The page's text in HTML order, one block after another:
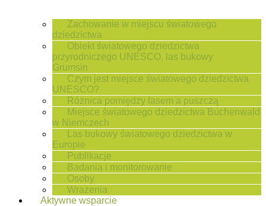
Zachowanie w miejscu światowego
dziedzictwa
Obiekt światowego dziedzictwa
przyrodniczego UNESCO, las bukowy
Grumsin
Czym jest miejsce światowego dziedzictwa
UNESCO?
Różnica pomiędzy lasem a puszczą
Miejsce światowego dziedzictwa Buchenwald
w Niemczech
Las bukowy światowego dziedzictwa w
Europie
Publikacje
Badania i monitorowanie
Osoby
Wrażenia
Aktywne wsparcie